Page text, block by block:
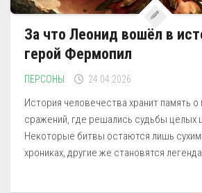
За что Леонид вошёл в
герой Фермопил
ПЕРСОНЫ 24.04.2026
История человечества хранит память
сражений, где решались судьбы целых
Некоторые битвы остаются лишь
хрониках, другие же становятся